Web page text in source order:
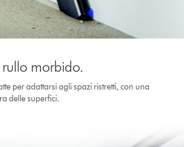
morbido.
per adattarsi agli spazi ristretti, con una
delle superfici.